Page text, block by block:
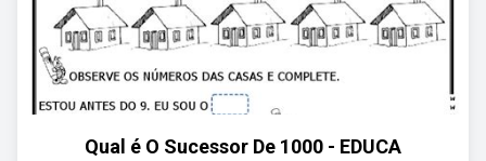
Qual é O Sucessor De 1000 - EDUCA